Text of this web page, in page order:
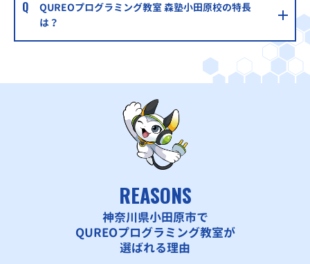
QUREOプログラミング教室 森塾小田原校の特長
は？
REASONS
神奈川県小田原市で
QUREOプログラミング教室が
選ばれる理由